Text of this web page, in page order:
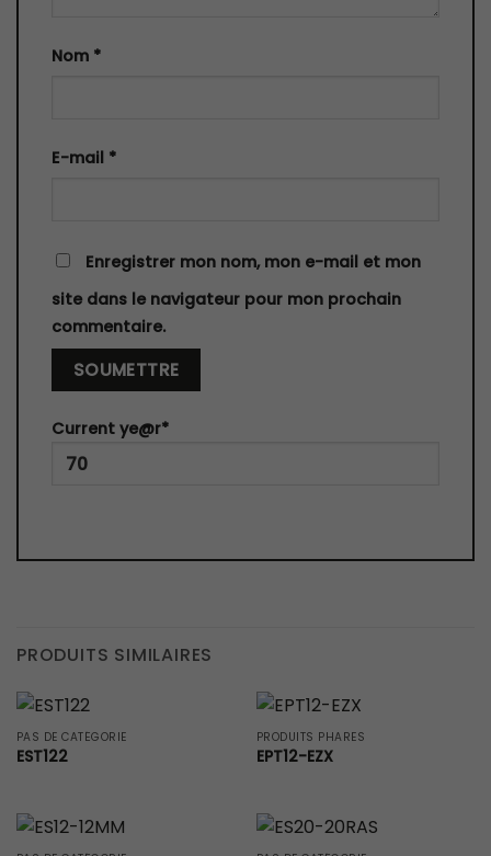
Nom *
E-mail *
Enregistrer mon nom, mon e-mail et mon
site dans le navigateur pour mon prochain
commentaire.
Current ye@r*
PRODUITS SIMILAIRES
PAS DE CATÉGORIE
EST122
PRODUITS PHARES
EPT12-EZX